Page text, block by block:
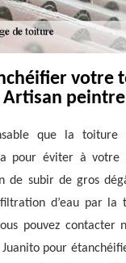
votre
Artisan
que la
pour éviter à votre
de subir de gros
d’eau par la
pouvez contacter
pour